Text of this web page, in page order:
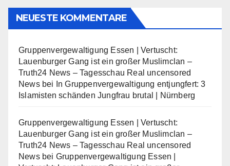
NEUESTE KOMMENTARE
Gruppenvergewaltigung Essen | Vertuscht:
Lauenburger Gang ist ein großer Muslimclan –
Truth24 News – Tagesschau Real uncensored
Newsbei
In Gruppenvergewaltigung entjungfert: 3
Islamisten schänden Jungfrau brutal | Nürnberg
Gruppenvergewaltigung Essen | Vertuscht:
Lauenburger Gang ist ein großer Muslimclan –
Truth24 News – Tagesschau Real uncensored
Newsbei Gruppenvergewaltigung Essen |